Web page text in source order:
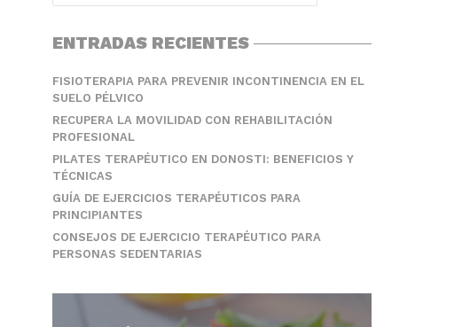
ENTRADAS RECIENTES
FISIOTERAPIA PARA PREVENIR INCONTINENCIA EN EL
SUELO PÉLVICO
RECUPERA LA MOVILIDAD CON REHABILITACIÓN
PROFESIONAL
PILATES TERAPÉUTICO EN DONOSTI: BENEFICIOS Y
TÉCNICAS
GUÍA DE EJERCICIOS TERAPÉUTICOS PARA
PRINCIPIANTES
CONSEJOS DE EJERCICIO TERAPÉUTICO PARA
PERSONAS SEDENTARIAS